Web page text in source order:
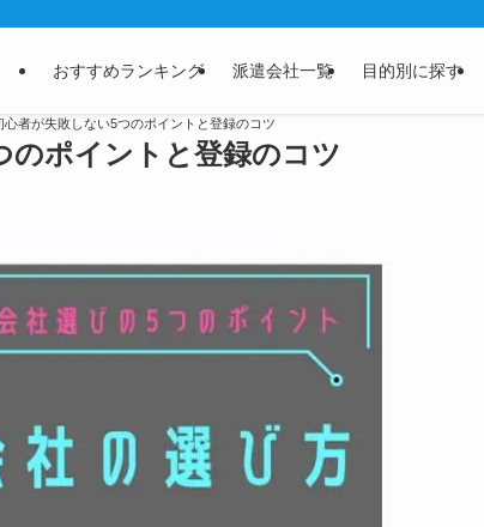
おすすめランキング 派遣会社一覧 目的別に探す
者が失敗しない5つのポイントと登録のコツ
のポイントと登録のコツ